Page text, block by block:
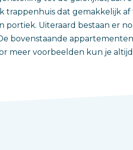
trappenhuis dat gemakkelijk af
Uiteraard bestaan er
bovenstaande appartementen
meer voorbeelden kun je